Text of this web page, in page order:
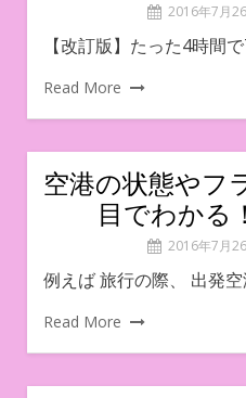
2016年7月
【改訂版】たった4時間
Read More
空港の状態やフ
目でわか
2016年7月
例えば 旅行の際、 出発
Read More